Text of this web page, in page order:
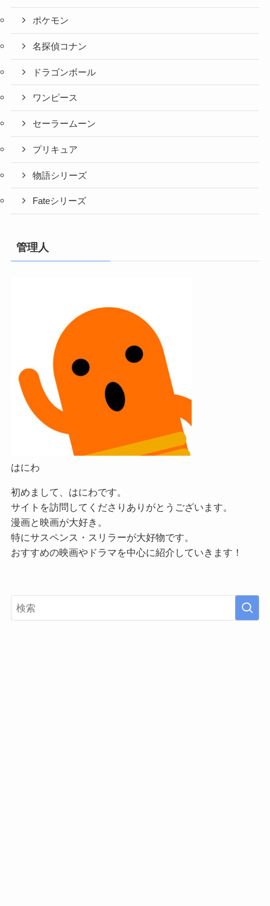
ポケモン
名探偵コナン
ドラゴンボール
ワンピース
セーラームーン
プリキュア
物語シリーズ
Fateシリーズ
管理人
はにわ
初めまして、はにわです。
サイトを訪問してくださりありがとうございます。
漫画と映画が大好き。
特にサスペンス・スリラーが大好物です。
おすすめの映画やドラマを中心に紹介していきます！